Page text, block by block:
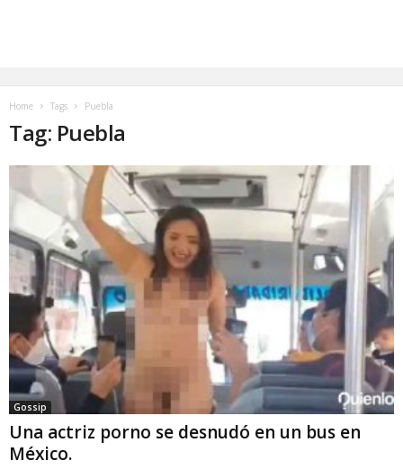
Home Tags Puebla
Tag: Puebla
Gossip
Una actriz porno se desnudó en un bus en
México.